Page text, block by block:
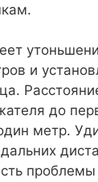
и
до
метр.